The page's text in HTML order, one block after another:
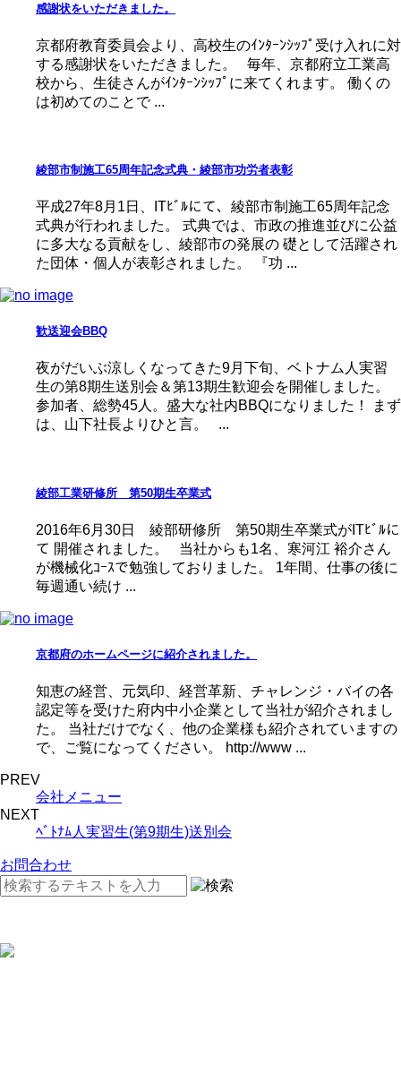
感謝状をいただきました。
京都府教育委員会より、高校生のｲﾝﾀｰﾝｼｯﾌﾟ受け入れに対
する感謝状をいただきました。 毎年、京都府立工業高
校から、生徒さんがｲﾝﾀｰﾝｼｯﾌﾟに来てくれます。 働くの
は初めてのことで ...
綾部市制施工65周年記念式典・綾部市功労者表彰
平成27年8月1日、ITﾋﾞﾙにて、綾部市制施工65周年記念
式典が行われました。 式典では、市政の推進並びに公益
に多大なる貢献をし、綾部市の発展の 礎として活躍され
た団体・個人が表彰されました。 『功 ...
歓送迎会BBQ
夜がだいぶ涼しくなってきた9月下旬、ベトナム人実習
生の第8期生送別会＆第13期生歓迎会を開催しました。
参加者、総勢45人。盛大な社内BBQになりました！ まず
は、山下社長よりひと言。 ...
綾部工業研修所 第50期生卒業式
2016年6月30日 綾部研修所 第50期生卒業式がITﾋﾞﾙに
て 開催されました。 当社からも1名、寒河江 裕介さん
が機械化ｺｰｽで勉強しておりました。 1年間、仕事の後に
毎週通い続け ...
京都府のホームページに紹介されました。
知恵の経営、元気印、経営革新、チャレンジ・バイの各
認定等を受けた府内中小企業として当社が紹介されまし
た。 当社だけでなく、他の企業様も紹介されていますの
で、ご覧になってください。 http://www ...
PREV
会社メニュー
NEXT
ﾍﾞﾄﾅﾑ人実習生(第9期生)送別会
お問合わせ